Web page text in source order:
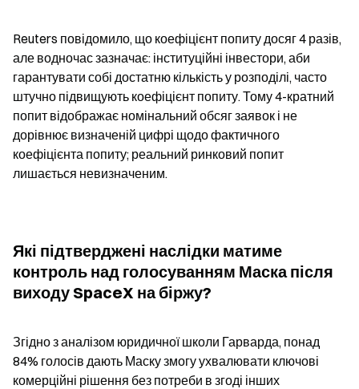
Reuters повідомило, що коефіцієнт попиту досяг 4 разів,
але водночас зазначає: інституційні інвестори, аби
гарантувати собі достатню кількість у розподілі, часто
штучно підвищують коефіцієнт попиту. Тому 4-кратний
попит відображає номінальний обсяг заявок і не
дорівнює визначеній цифрі щодо фактичного
коефіцієнта попиту; реальний ринковий попит
лишається невизначеним.
Які підтверджені наслідки матиме
контроль над голосуванням Маска після
виходу SpaceX на біржу?
Згідно з аналізом юридичної школи Гарварда, понад
84% голосів дають Маску змогу ухвалювати ключові
комерційні рішення без потреби в згоді інших